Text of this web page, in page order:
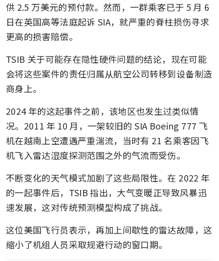
供 2.5 万美元的预付款。然而，一群乘客已于 5 月 6
日在英国高等法庭起诉 SIA，就严重的脊柱损伤寻求
更高的损害赔偿。
TSIB 关于可能存在隐性硬件问题的结论，现在可能
会将这些案件的责任归属从航空公司转移到设备制造
商身上。
2024 年的这起事件之前，该地区也发生过类似情
况。2011 年 10 月，一架较旧的 SIA Boeing 777 飞
机在越南上空遭遇严重湍流，当时有 21 名乘客因飞
机飞入雷达湿度探测范围之外的气流而受伤。
不断变化的天气模式加剧了这些局限性。在 2022 年
的一起事件后，TSIB 指出，大气变暖正导致风暴迅
速发展，这对传统预测模型构成了挑战。
这位美国飞行员表示，再加上间歇性的雷达故障，这
缩小了机组人员采取规避行动的窗口期。